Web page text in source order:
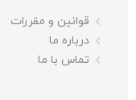
قوانین و مقررات
درباره ما
تماس با ما